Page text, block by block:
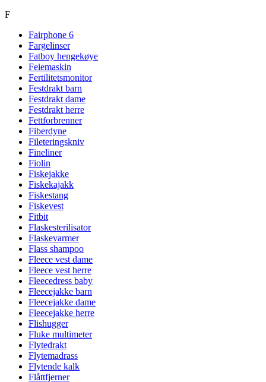
F
Fairphone 6
Fargelinser
Fatboy hengekøye
Feiemaskin
Fertilitetsmonitor
Festdrakt barn
Festdrakt dame
Festdrakt herre
Fettforbrenner
Fiberdyne
Fileteringskniv
Fineliner
Fiolin
Fiskejakke
Fiskekajakk
Fiskestang
Fiskevest
Fitbit
Flaskesterilisator
Flaskevarmer
Flass shampoo
Fleece vest dame
Fleece vest herre
Fleecedress baby
Fleecejakke barn
Fleecejakke dame
Fleecejakke herre
Flishugger
Fluke multimeter
Flytedrakt
Flytemadrass
Flytende kalk
Flåttfjerner